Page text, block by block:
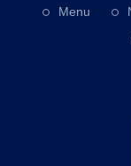
Menu